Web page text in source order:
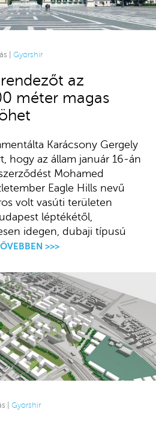
| Gyorshír
az
méter magas
Karácsony Gergely
hogy az állam január 16-án
Mohamed
Eagle Hills nevű
volt vasúti területen
léptékétől,
idegen, dubaji típusú
>>>
| Gyorshír